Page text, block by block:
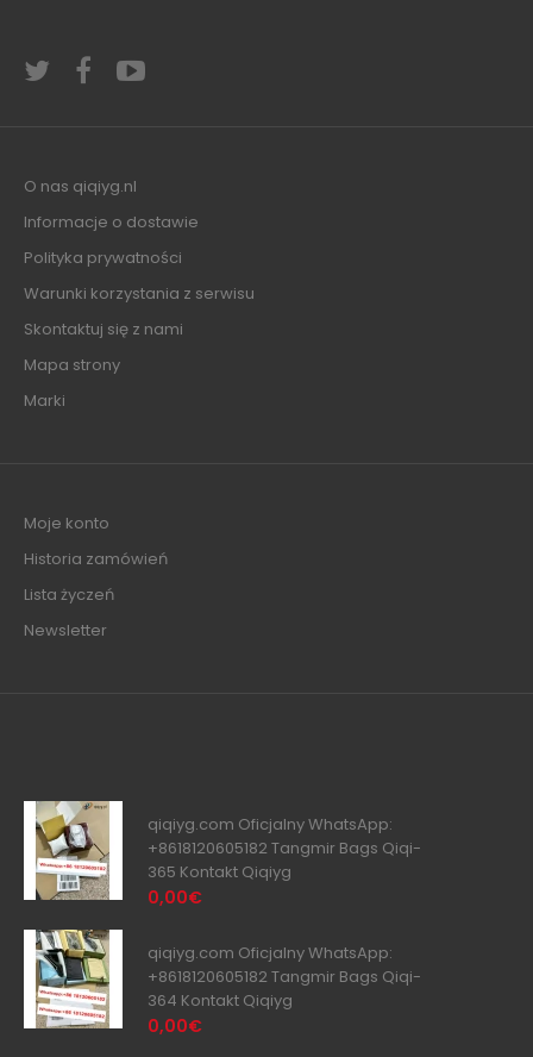
O nas qiqiyg.nl
Informacje o dostawie
Polityka prywatności
Warunki korzystania z serwisu
Skontaktuj się z nami
Mapa strony
Marki
Moje konto
Historia zamówień
Lista życzeń
Newsletter
qiqiyg.com Oficjalny WhatsApp:
+8618120605182 Tangmir Bags Qiqi-
365 Kontakt Qiqiyg
0,00€
qiqiyg.com Oficjalny WhatsApp:
+8618120605182 Tangmir Bags Qiqi-
364 Kontakt Qiqiyg
0,00€